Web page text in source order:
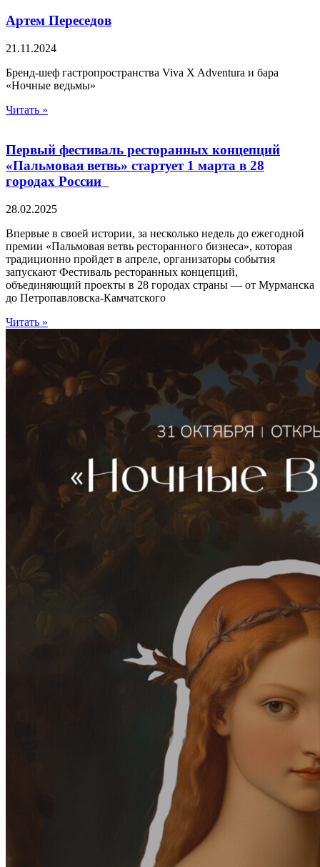
Артем Переседов
21.11.2024
Бренд-шеф гастропространства Viva X Adventura и бара
«Ночные ведьмы»
Читать »
Первый фестиваль ресторанных концепций
«Пальмовая ветвь» стартует 1 марта в 28
городах России
28.02.2025
Впервые в своей истории, за несколько недель до ежегодной
премии «Пальмовая ветвь ресторанного бизнеса», которая
традиционно пройдет в апреле, организаторы события
запускают Фестиваль ресторанных концепций,
объединяющий проекты в 28 городах страны — от Мурманска
до Петропавловска-Камчатского
Читать »